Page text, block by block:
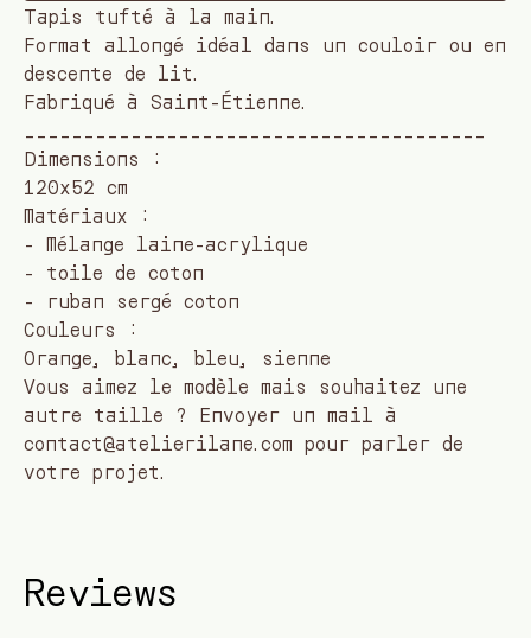
Tapis tufté à la main.
Format allongé idéal dans un couloir ou en
descente de lit.
Fabriqué à Saint-Étienne.
_______________________________________
Dimensions :
120x52 cm
Matériaux :
- Mélange laine-acrylique
- toile de coton
- ruban sergé coton
Couleurs :
Orange, blanc, bleu, sienne
Vous aimez le modèle mais souhaitez une
autre taille ? Envoyer un mail à
contact@atelierilane.com pour parler de
votre projet.
Reviews